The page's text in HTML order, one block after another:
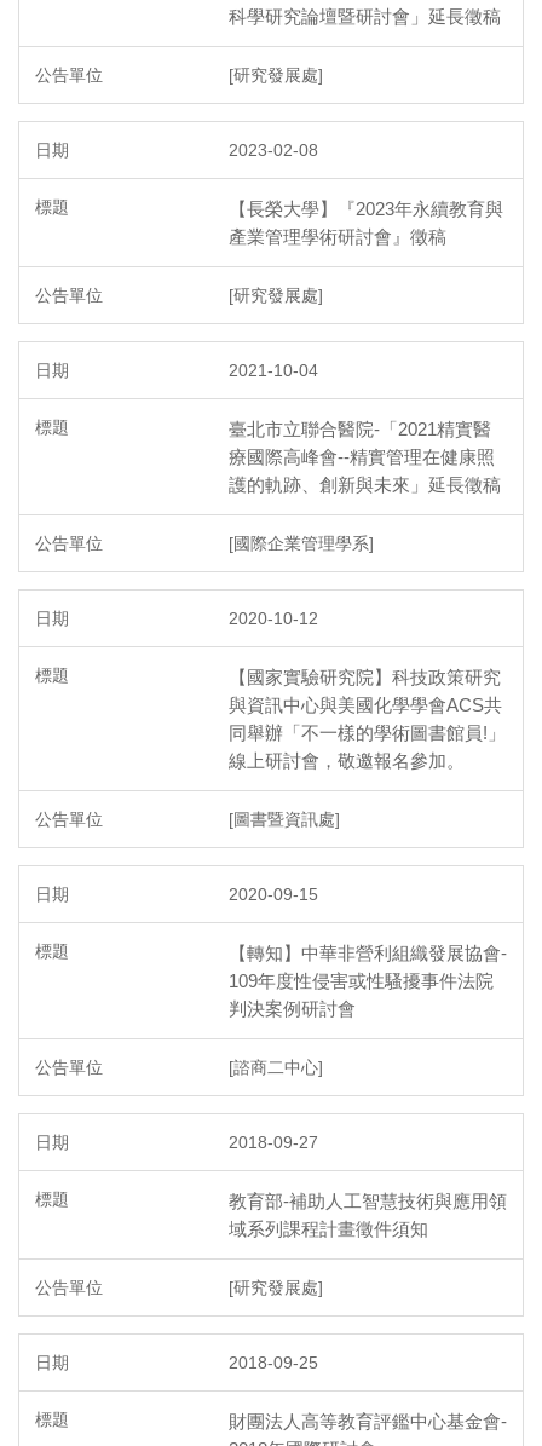
科學研究論壇暨研討會」延長徵稿
[研究發展處]
2023-02-08
【長榮大學】『2023年永續教育與
產業管理學術研討會』徵稿
[研究發展處]
2021-10-04
臺北市立聯合醫院-「2021精實醫
療國際高峰會--精實管理在健康照
護的軌跡、創新與未來」延長徵稿
[國際企業管理學系]
2020-10-12
【國家實驗研究院】科技政策研究
與資訊中心與美國化學學會ACS共
同舉辦「不一樣的學術圖書館員!」
線上研討會，敬邀報名參加。
[圖書暨資訊處]
2020-09-15
【轉知】中華非營利組織發展協會-
109年度性侵害或性騷擾事件法院
判決案例研討會
[諮商二中心]
2018-09-27
教育部-補助人工智慧技術與應用領
域系列課程計畫徵件須知
[研究發展處]
2018-09-25
財團法人高等教育評鑑中心基金會-